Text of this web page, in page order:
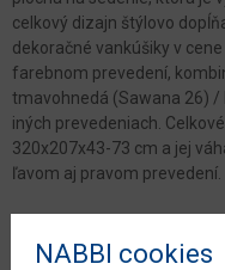
celkový dizajn štýlovo
dekoračné vankúšiky v
farebnom prevedení,
tmavohnedá (Sawana 26) /
iných prevedeniach.
320x207x43-73 cm a jej
ľavom aj pravom prevedení.
NABBI cookies